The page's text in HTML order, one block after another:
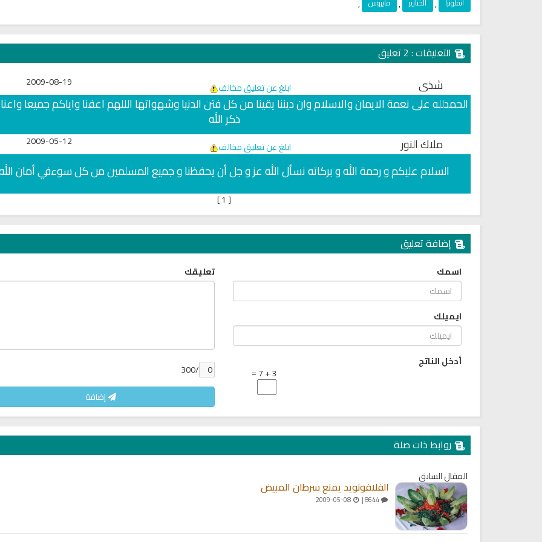
,
,
,
التعليقات : 2 تعليق
شذى ابلغ عن تعليق مخالف 2009-08-19
الحمدلله على نعمة الايمان والاسلام وان ديننا يقينا من كل فتن الدنيا وشهواتها الللهم اعفنا واياكم جميعا
ذكر الله
ملاك النور
ابلغ عن تعليق مخالف 2009-05-12
السلام عليكم و رحمة الله و بركاته نسأل الله عز و جل أن يحفظنا و جميع المسلمين من كل سوءفي أمان
[
]
إضافة تعليق
اسمك
ايميلك
أدخل الناتج
3 + 7 =
تعليقك
/300
إضافة
روابط ذات صلة
المقال السابق
الفلافونويد يمنع سرطان المبيض
8644 |
2009-05-08